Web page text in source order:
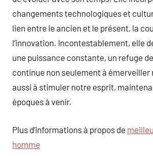
changements technologiques et
lien entre le ancien et le présent, la
l’innovation. Incontestablement, elle
une puissance constante, un refuge
continue non seulement à émerveiller
aussi à stimuler notre esprit,
époques à venir.
Plus d’informations à propos de
homme